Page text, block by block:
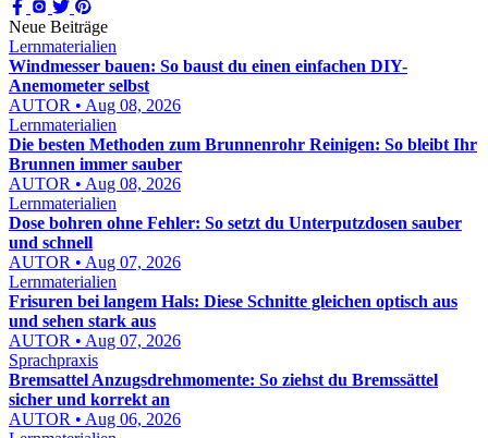
Neue Beiträge
Lernmaterialien
Windmesser bauen: So baust du einen einfachen DIY-
Anemometer selbst
AUTOR • Aug 08, 2026
Lernmaterialien
Die besten Methoden zum Brunnenrohr Reinigen: So bleibt Ihr
Brunnen immer sauber
AUTOR • Aug 08, 2026
Lernmaterialien
Dose bohren ohne Fehler: So setzt du Unterputzdosen sauber
und schnell
AUTOR • Aug 07, 2026
Lernmaterialien
Frisuren bei langem Hals: Diese Schnitte gleichen optisch aus
und sehen stark aus
AUTOR • Aug 07, 2026
Sprachpraxis
Bremsattel Anzugsdrehmomente: So ziehst du Bremssättel
sicher und korrekt an
AUTOR • Aug 06, 2026